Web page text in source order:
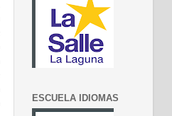
ESCUELA IDIOMAS